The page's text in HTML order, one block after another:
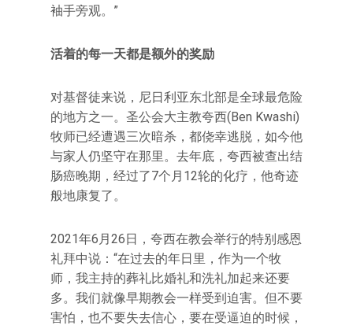
袖手旁观。”
活着的每一天都是额外的奖励
对基督徒来说，尼日利亚东北部是全球最危险
的地方之一。圣公会大主教夸西(Ben Kwashi)
牧师已经遭遇三次暗杀，都侥幸逃脱，如今他
与家人仍坚守在那里。去年底，夸西被查出结
肠癌晚期，经过了7个月12轮的化疗，他奇迹
般地康复了。
2021年6月26日，夸西在教会举行的特别感恩
礼拜中说：“在过去的年日里，作为一个牧
师，我主持的葬礼比婚礼和洗礼加起来还要
多。我们就像早期教会一样受到迫害。但不要
害怕，也不要失去信心，要在受逼迫的时候，